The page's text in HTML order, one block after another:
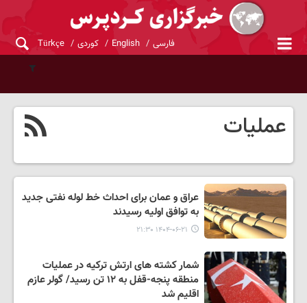
فارسی English کوردی Türkçe
عملیات
عراق و عمان برای احداث خط لوله نفتی جدید
به توافق اولیه رسیدند
۱۴۰۴-۰۶-۲۱ ۲۱:۳۰
شمار کشته های ارتش ترکیه در عملیات
منطقه پنجه-قفل به ۱۲ تن رسید/ گولر عازم
اقلیم شد